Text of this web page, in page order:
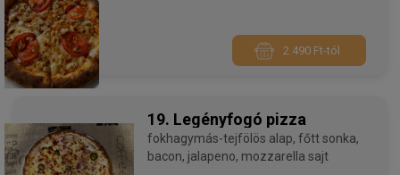
2 490 Ft-tól
19. Legényfogó pizza
fokhagymás-tejfölös alap, főtt sonka,
bacon, jalapeno, mozzarella sajt